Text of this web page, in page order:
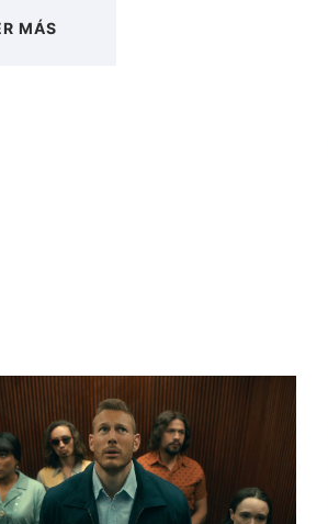
MÁS